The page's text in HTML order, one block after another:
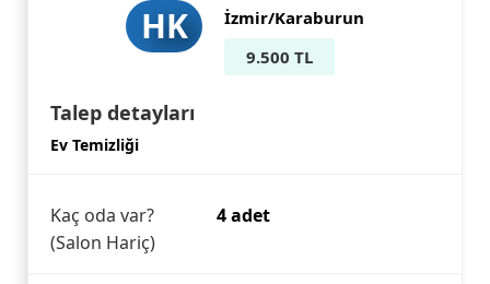
HK
İzmir/Karaburun
9.500 TL
Talep detayları
Ev Temizliği
Kaç oda var?
(Salon Hariç)
4 adet